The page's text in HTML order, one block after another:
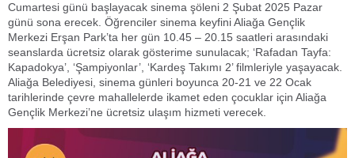
Cumartesi günü başlayacak sinema şöleni 2 Şubat 2025 Pazar
günü sona erecek. Öğrenciler sinema keyfini Aliağa Gençlik
Merkezi Erşan Park’ta her gün 10.45 – 20.15 saatleri arasındaki
seanslarda ücretsiz olarak gösterime sunulacak; ‘Rafadan Tayfa:
Kapadokya’, ‘Şampiyonlar’, ‘Kardeş Takımı 2’ filmleriyle yaşayacak.
Aliağa Belediyesi, sinema günleri boyunca 20-21 ve 22 Ocak
tarihlerinde çevre mahallelerde ikamet eden çocuklar için Aliağa
Gençlik Merkezi’ne ücretsiz ulaşım hizmeti verecek.